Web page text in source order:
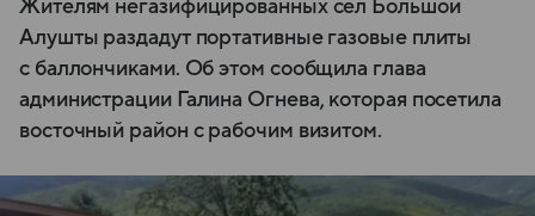
Жителям негазифицированных сел Большой
Алушты раздадут портативные газовые плиты
с баллончиками. Об этом сообщила глава
администрации Галина Огнева, которая посетила
восточный район с рабочим визитом.